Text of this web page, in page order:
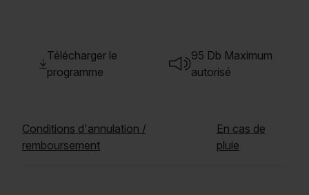
Télécharger le
programme
95 Db Maximum
autorisé
Conditions d'annulation /
remboursement
En cas de
pluie